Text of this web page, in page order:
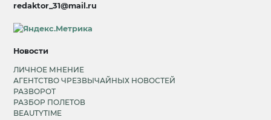
redaktor_31@mail.ru
Новости
ЛИЧНОЕ МНЕНИЕ
АГЕНТСТВО ЧРЕЗВЫЧАЙНЫХ НОВОСТЕЙ
РАЗВОРОТ
РАЗБОР ПОЛЕТОВ
BEAUTYTIME